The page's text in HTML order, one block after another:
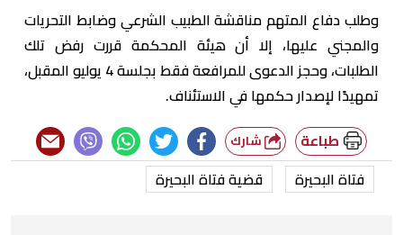
وطلب دفاع المتهم مناقشة الطبيب الشرعي وضابط التحريات
والمجني عليها، إلا أن هيئة المحكمة قررت رفض تلك
الطلبات، وحجز الدعوى للمرافعة فقط بجلسة 4 يوليو المقبل،
تمهيدًا لإصدار حكمها في الاستئناف.
طباعة
فتاة البحيرة قضية فتاة البحيرة